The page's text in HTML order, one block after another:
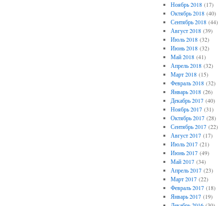
Ноябрь 2018(17)
Октябрь 2018(40)
Сентябрь 2018(44)
Август 2018(39)
Июль 2018(32)
Июнь 2018(32)
Май 2018(41)
Апрель 2018(32)
Март 2018(15)
Февраль 2018(32)
Январь 2018(26)
Декабрь 2017(40)
Ноябрь 2017(31)
Октябрь 2017(28)
Сентябрь 2017(22)
Август 2017(17)
Июль 2017(21)
Июнь 2017(49)
Май 2017(34)
Апрель 2017(23)
Март 2017(22)
Февраль 2017(18)
Январь 2017(19)